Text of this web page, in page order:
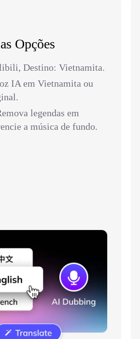
Opções
Destino: Vietnamita.
IA em Vietnamita ou
legendas em
a música de fundo.